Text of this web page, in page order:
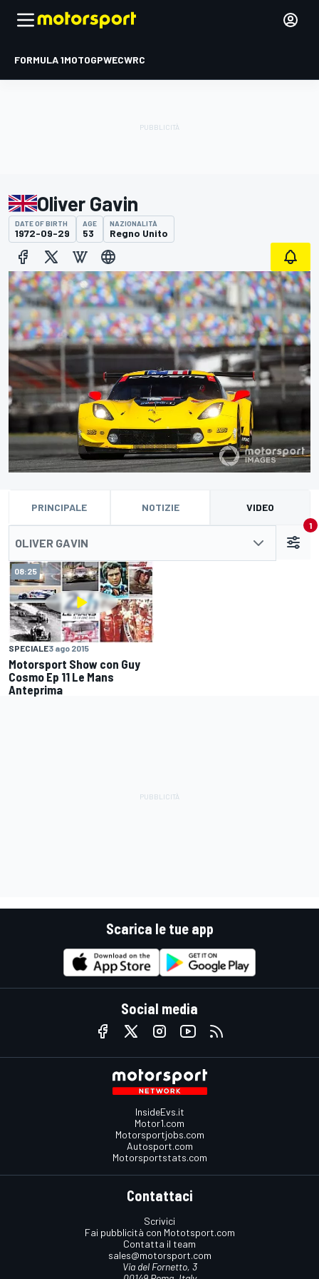
FORMULA 1MOTOGPWECWRC
Oliver Gavin
DATE OF BIRTH
1972-09-29
AGE
53
NAZIONALITÀ
Regno Unito
PRINCIPALE NOTIZIE VIDEO
OLIVER GAVIN
1
08:25
SPECIALE3 ago 2015
Motorsport Show con Guy
Cosmo Ep 11 Le Mans
Anteprima
Scarica le tue app
Social media
InsideEvs.it
Motor1.com
Motorsportjobs.com
Autosport.com
Motorsportstats.com
Contattaci
Scrivici
Fai pubblicità con Mototsport.com
Contatta il team
sales@motorsport.com
Via del Fornetto, 3